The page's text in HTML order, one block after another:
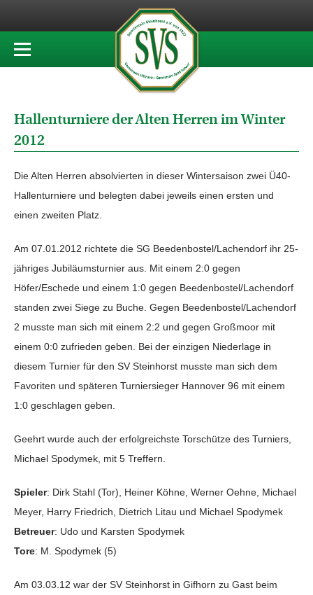
Hallenturniere der Alten Herren im Winter
2012
Die Alten Herren absolvierten in dieser Wintersaison zwei Ü40-
Hallenturniere und belegten dabei jeweils einen ersten und
einen zweiten Platz.
Am 07.01.2012 richtete die SG Beedenbostel/Lachendorf ihr 25-
jähriges Jubiläumsturnier aus. Mit einem 2:0 gegen
Höfer/Eschede und einem 1:0 gegen Beedenbostel/Lachendorf
standen zwei Siege zu Buche. Gegen Beedenbostel/Lachendorf
2 musste man sich mit einem 2:2 und gegen Großmoor mit
einem 0:0 zufrieden geben. Bei der einzigen Niederlage in
diesem Turnier für den SV Steinhorst musste man sich dem
Favoriten und späteren Turniersieger Hannover 96 mit einem
1:0 geschlagen geben.
Geehrt wurde auch der erfolgreichste Torschütze des Turniers,
Michael Spodymek, mit 5 Treffern.
Spieler: Dirk Stahl (Tor), Heiner Köhne, Werner Oehne, Michael
Meyer, Harry Friedrich, Dietrich Litau und Michael Spodymek
Betreuer: Udo und Karsten Spodymek
Tore: M. Spodymek (5)
Am 03.03.12 war der SV Steinhorst in Gifhorn zu Gast beim